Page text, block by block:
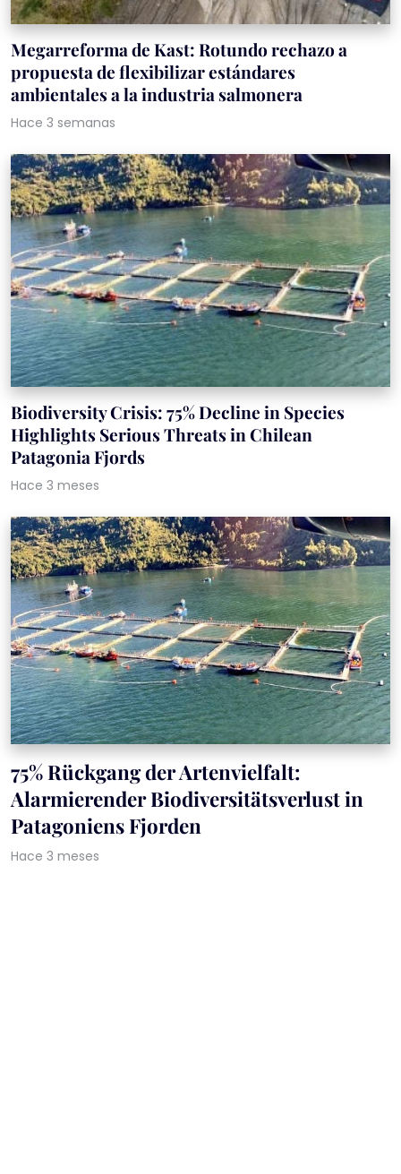
Megarreforma de Kast: Rotundo rechazo a
propuesta de flexibilizar estándares
ambientales a la industria salmonera
Hace 3 semanas
Biodiversity Crisis: 75% Decline in Species
Highlights Serious Threats in Chilean
Patagonia Fjords
Hace 3 meses
75% Rückgang der Artenvielfalt:
Alarmierender Biodiversitätsverlust in
Patagoniens Fjorden
Hace 3 meses